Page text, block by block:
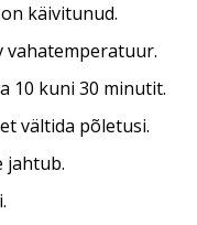
käivitunud.
vahatemperatuur.
10 kuni 30 minutit.
vältida põletusi.
jahtub.